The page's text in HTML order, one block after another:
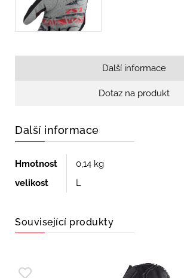
Další informace
Dotaz na produkt
Další informace
Hmotnost
0,14 kg
velikost
L
Související produkty